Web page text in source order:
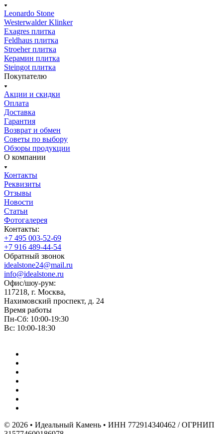
Leonardo Stone
Westerwalder Klinker
Exagres плитка
Feldhaus плитка
Stroeher плитка
Керамин плитка
Steingot плитка
Покупателю
Акции и скидки
Оплата
Доставка
Гарантия
Возврат и обмен
Советы по выбору
Обзоры продукции
О компании
Контакты
Реквизиты
Отзывы
Новости
Статьи
Фотогалерея
Контакты:
+7 495 003-52-69
+7 916 489-44-54
Обратный звонок
idealstone24@mail.ru
info@idealstone.ru
Офис/шоу-рум:
117218, г. Москва,
Нахимовский проспект, д. 24
Время работы
Пн-Сб: 10:00-19:30
Вс: 10:00-18:30
© 2026 • Идеальный Камень • ИНН 772914340462 / ОГРНИП